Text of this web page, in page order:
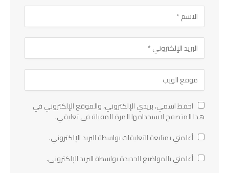
احفظ اسمي، بريدي الإلكتروني، والموقع الإلكتروني في
هذا المتصفح لاستخدامها المرة المقبلة في تعليقي.
أعلمني بمتابعة التعليقات بواسطة البريد الإلكتروني.
أعلمني بالمواضيع الجديدة بواسطة البريد الإلكتروني.